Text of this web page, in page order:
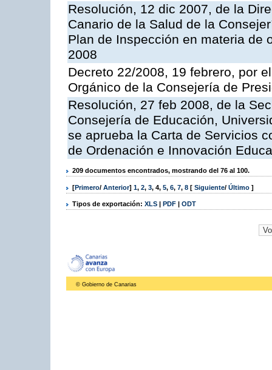
Resolución, 12 dic 2007, de la
Canario de la Salud de la
Plan de Inspección en materia de
2008
Decreto 22/2008, 19 febrero, por
Orgánico de la Consejería de
Resolución, 27 feb 2008, de la
Consejería de Educación,
se aprueba la Carta de Servicios
de Ordenación e Innovación
209 documentos encontrados, mostrando del 76 al 100.
[Primero/ Anterior] 1, 2, 3, 4, 5, 6, 7, 8 [ Siguiente/ Último ]
Tipos de exportación: XLS | PDF | ODT
© Gobierno de Canarias